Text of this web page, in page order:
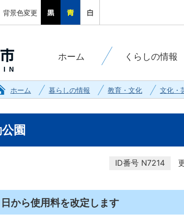
背景色変更
ホーム くらしの情報
ホーム 暮らしの情報 教育・文化 文化・
園
ID番号 N7214
から使用料を改定します